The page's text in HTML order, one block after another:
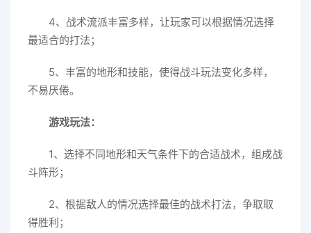
4、战术流派丰富多样，让玩家可以根据情况选择
最适合的打法；
5、丰富的地形和技能，使得战斗玩法变化多样，
不易厌倦。
游戏玩法：
1、选择不同地形和天气条件下的合适战术，组成战
斗阵形；
2、根据敌人的情况选择最佳的战术打法，争取取
得胜利；